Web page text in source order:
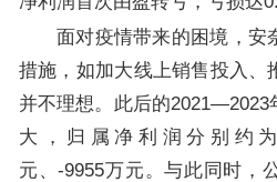
面对疫情带来的困境，安
措施，如加大线上销售投入、
并不理想。此后的2021—2023
大，归属净利润分别约
元、-9955万元。与此同时，